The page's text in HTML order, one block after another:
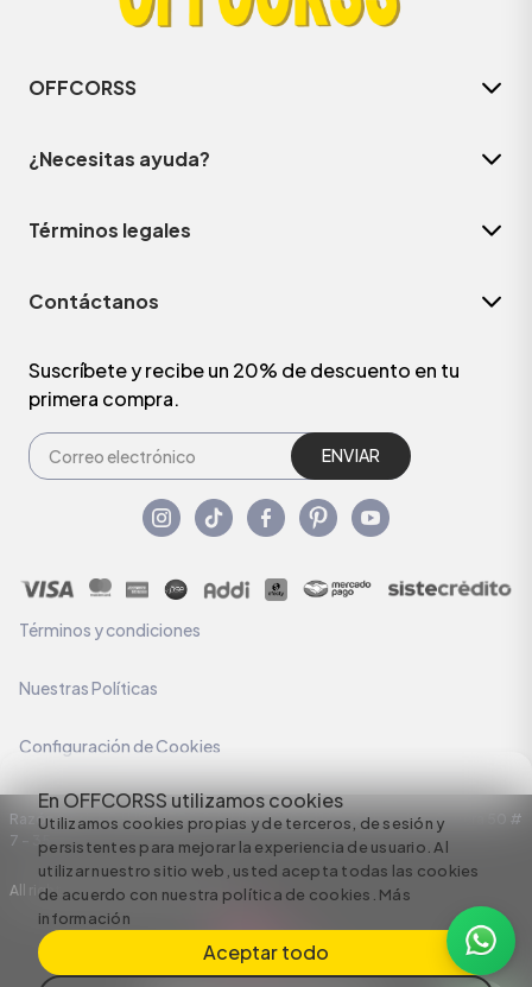
En OFFCORSS utilizamos cookies
Utilizamos cookies propias y de terceros, de sesión y
persistentes para mejorar la experiencia de usuario. Al
utilizar nuestro sitio web, usted acepta todas las cookies
de acuerdo con nuestra política de cookies. Más
información
Aceptar todo
OFFCORSS
¿Necesitas ayuda?
Términos legales
Contáctanos
Suscríbete y recibe un 20% de descuento en tu
primera compra.
ENVIAR
Términos y condiciones
Nuestras Políticas
Configuración de Cookies
Razón Social: C.I HERMECO S.A. NIT: 890924167-6 Dirección: Carrera 50 #
7 – 35
All rights reserved empowered by